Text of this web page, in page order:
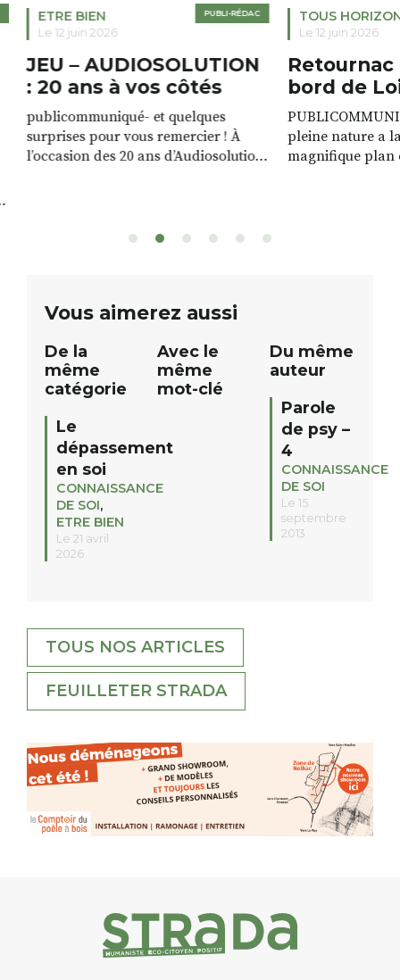
PUBLI-RÉDAC
ETRE BIEN
Le 12 juin 2026
JEU – AUDIOSOLUTION
: 20 ans à vos côtés
publicommuniqué- et quelques
surprises pour vous remercier ! À
l’occasion des 20 ans d’Audiosolution,
sont à gagner, sélectionnés auprès
12h à […]
TOUS
Le 12 juin 2026
Retournac
bord de
pleine nature a
magnifique plan
Vous aimerez aussi
De la
même
catégorie
Le
dépassement
en soi
CONNAISSANCE
DE SOI,
ETRE BIEN
Le 21 avril
2026
Avec le
même
mot-clé
Du même
auteur
Parole
de psy –
4
CONNAISSANCE
DE SOI
Le 15
septembre
2013
TOUS NOS ARTICLES
FEUILLETER STRADA